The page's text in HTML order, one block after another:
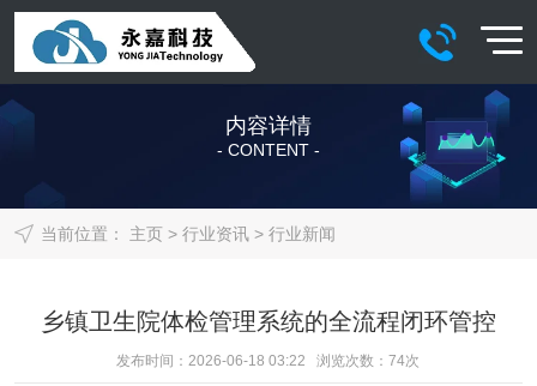
内容详情
- CONTENT -
当前位置： 主页> 行业资讯> 行业新闻
乡镇卫生院体检管理系统的全流程闭环管控
发布时间：2026-06-18 03:22 浏览次数：74次